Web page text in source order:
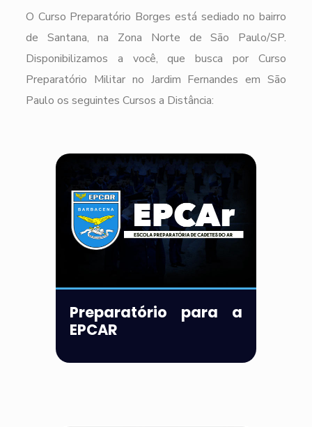
O Curso Preparatório Borges está sediado no bairro
de Santana, na Zona Norte de São Paulo/SP.
Disponibilizamos a você, que busca por Curso
Preparatório Militar no Jardim Fernandes em São
Paulo os seguintes Cursos a Distância:
Preparatório para a
EPCAR